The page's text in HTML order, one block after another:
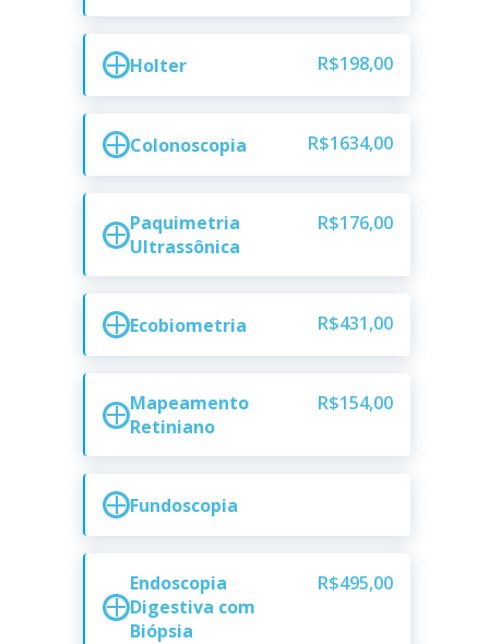
Holter R$198,00
Colonoscopia R$1634,00
Paquimetria
Ultrassônica
R$176,00
Ecobiometria R$431,00
Mapeamento
Retiniano
R$154,00
Fundoscopia
Endoscopia
Digestiva com
Biópsia
R$495,00